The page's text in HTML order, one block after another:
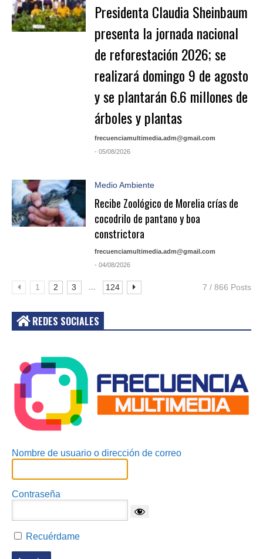
Presidenta Claudia Sheinbaum
presenta la jornada nacional
de reforestación 2026; se
realizará domingo 9 de agosto
y se plantarán 6.6 millones de
árboles y plantas
frecuenciamultimedia.adm@gmail.com
- 05/08/2026
Medio Ambiente
Recibe Zoológico de Morelia crías de
cocodrilo de pantano y boa
constrictora
frecuenciamultimedia.adm@gmail.com
- 04/08/2026
1 2 3 124 7 / 866 Posts
REDES SOCIALES
Nombre de usuario o dirección de correo
Contraseña
Recuérdame